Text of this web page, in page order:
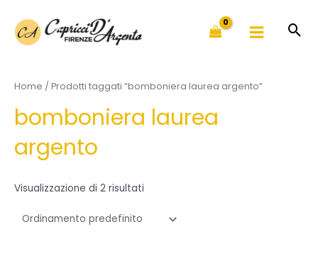
contenuto
Home / Prodotti taggati “bomboniera laurea argento”
bomboniera laurea
argento
Visualizzazione di 2 risultati